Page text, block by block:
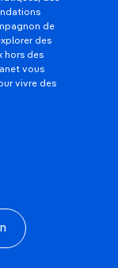
de
des
hors des
vous
vivre des